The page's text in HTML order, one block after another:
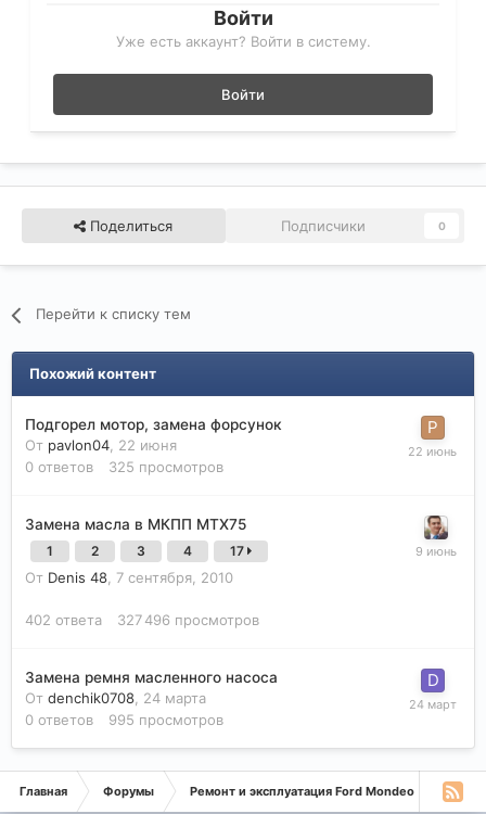
Войти
Уже есть аккаунт? Войти в систему.
Войти
Поделиться Подписчики 0
Перейти к списку тем
Похожий контент
Подгорел мотор, замена форсунок
От pavlon04 22 июня
0 ответов 325 просмотров
Замена масла в МКПП МТХ75
1 2 3 4 17
От Denis 48 7 сентября, 2010
402 ответа 327 496 просмотров
Замена ремня масленного насоса
От denchik0708 24 марта
0 ответов 995 просмотров
Главная Форумы Ремонт и эксплуатация Ford Mondeo